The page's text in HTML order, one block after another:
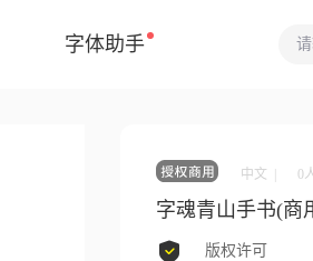
字体助手
中文 | 0
字魂青山手书(商
版权许可